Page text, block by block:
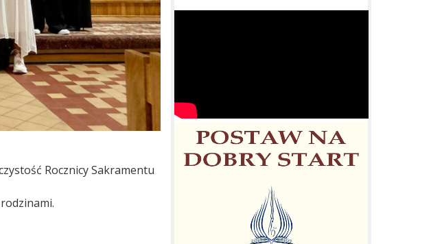
Rocznicy Sakramentu